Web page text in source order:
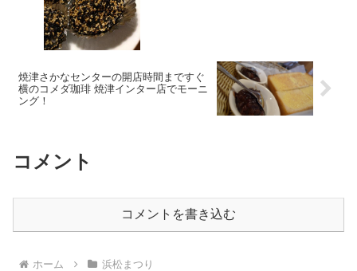
焼津さかなセンターの開店時間まですぐ
横のコメダ珈琲 焼津インター店でモーニ
ング！
コメント
コメントを書き込む
ホーム 浜松まつり